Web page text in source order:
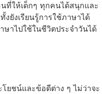
ที่ให้เด็กๆ ทุกคนได้สนุกและ
ยังเรียนรู้การใช้ภาษาได้
ษาไปใช้ในชีวิตประจำวันได้
ยชน์และข้อดีต่าง ๆ ไม่ว่าจะ